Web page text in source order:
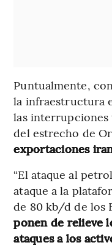
Puntualmente,
la infraestructura
las interrupciones
del estrecho de
exportaciones
“El ataque al
ataque a la
de 80 kb/d de los
ponen de relieve
ataques a los